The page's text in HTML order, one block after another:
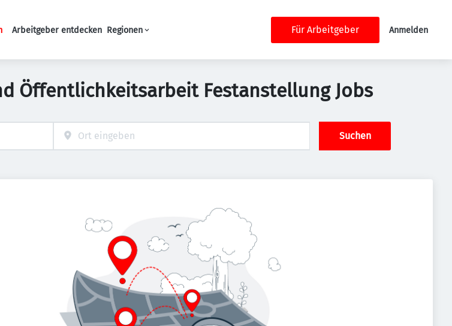
Haupt-Navigation
Arbeitgeber entdecken Regionen Für Arbeitgeber Anmelden
Öffentlichkeitsarbeit Festanstellung Jobs
Suchen